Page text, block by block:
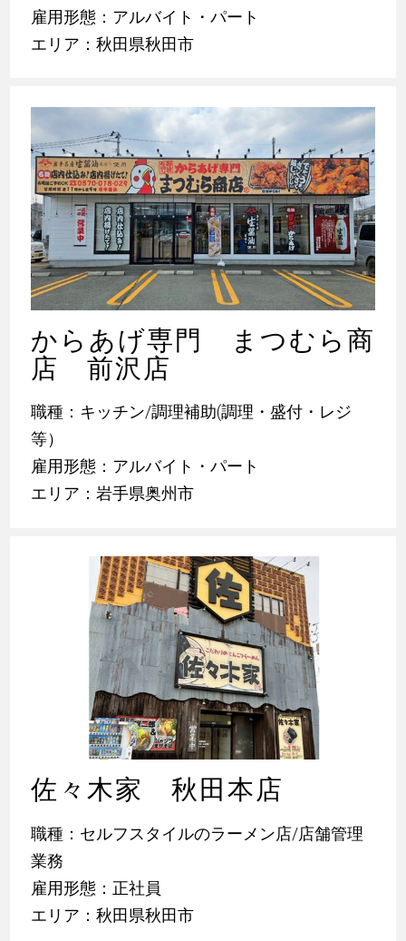
雇用形態：アルバイト・パート
エリア：秋田県秋田市
からあげ専門 まつむら商
店 前沢店
職種：キッチン/調理補助(調理・盛付・レジ
等）
雇用形態：アルバイト・パート
エリア：岩手県奥州市
佐々木家 秋田本店
職種：セルフスタイルのラーメン店/店舗管理
業務
雇用形態：正社員
エリア：秋田県秋田市